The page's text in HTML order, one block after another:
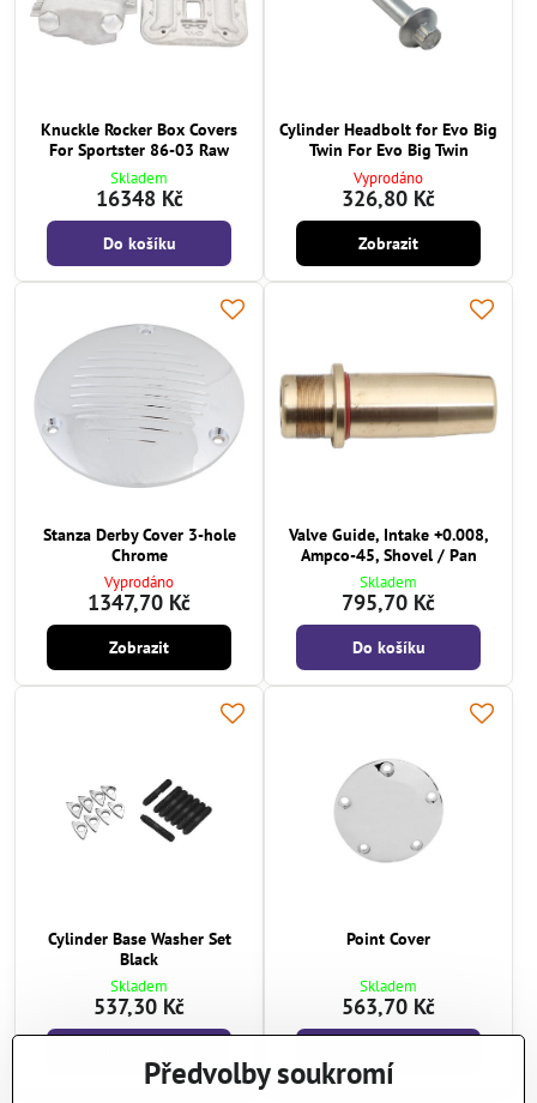
Knuckle Rocker Box Covers
For Sportster 86-03 Raw
Skladem
16348 Kč
Do košíku
Cylinder Headbolt for Evo Big
Twin For Evo Big Twin
Vyprodáno
326,80 Kč
Zobrazit
Stanza Derby Cover 3-hole
Chrome
Vyprodáno
1347,70 Kč
Zobrazit
Valve Guide, Intake +0.008,
Ampco-45, Shovel / Pan
Skladem
795,70 Kč
Do košíku
Cylinder Base Washer Set
Black
Skladem
537,30 Kč
Point Cover
Skladem
563,70 Kč
Předvolby soukromí